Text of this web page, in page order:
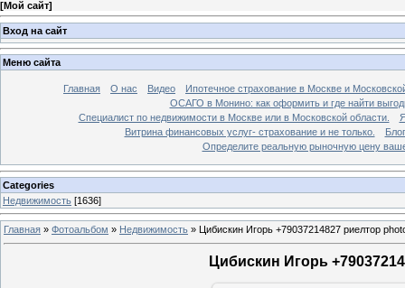
[Мой сайт]
Вход на сайт
Меню сайта
Главная О нас Видео
Ипотечное страхование в Москве и
ОСАГО в Монино: как оформить и где найти
Специалист по недвижимости в Москве или в Московской области.
Витрина финансовых услуг- страхование и не только.
Блог
Определите реальную рыночную цену
Categories
Недвижимость [1636]
Главная » Фотоальбом » Недвижимость » Цибискин Игорь +79037214827 риелтор
Цибискин Игорь